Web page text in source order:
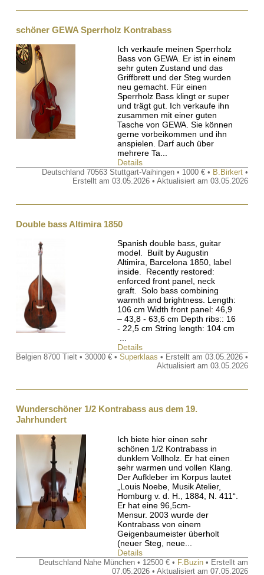
schöner GEWA Sperrholz Kontrabass
Ich verkaufe meinen Sperrholz
Bass von GEWA. Er ist in einem
sehr guten Zustand und das
Griffbrett und der Steg wurden
neu gemacht. Für einen
Sperrholz Bass klingt er super
und trägt gut. Ich verkaufe ihn
zusammen mit einer guten
Tasche von GEWA. Sie können
gerne vorbeikommen und ihn
anspielen. Darf auch über
mehrere Ta...
Details
Deutschland 70563 Stuttgart-Vaihingen • 1000 € • B.Birkert •
Erstellt am 03.05.2026 • Aktualisiert am 03.05.2026
Double bass Altimira 1850
Spanish double bass, guitar
model. Built by Augustin
Altimira, Barcelona 1850, label
inside. Recently restored:
enforced front panel, neck
graft. Solo bass combining
warmth and brightness. Length:
106 cm Width front panel: 46,9
– 43,8 - 63,6 cm Depth ribs:: 16
- 22,5 cm String length: 104 cm
...
Details
Belgien 8700 Tielt • 30000 € • Superklaas • Erstellt am 03.05.2026 •
Aktualisiert am 03.05.2026
Wunderschöner 1/2 Kontrabass aus dem 19.
Jahrhundert
Ich biete hier einen sehr
schönen 1/2 Kontrabass in
dunklem Vollholz. Er hat einen
sehr warmen und vollen Klang.
Der Aufkleber im Korpus lautet
„Louis Noebe, Musik Atelier,
Homburg v. d. H., 1884, N. 411“.
Er hat eine 96,5cm-
Mensur. 2003 wurde der
Kontrabass von einem
Geigenbaumeister überholt
(neuer Steg, neue...
Details
Deutschland Nahe München • 12500 € • F.Buzin • Erstellt am
07.05.2026 • Aktualisiert am 07.05.2026